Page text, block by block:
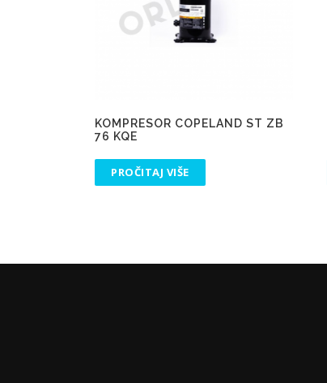
KOMPRESOR COPELAND ST ZB
76 KQE
PROČITAJ VIŠE